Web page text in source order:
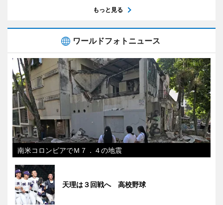
もっと見る
ワールドフォトニュース
南米コロンビアでＭ７．４の地震
天理は３回戦へ 高校野球